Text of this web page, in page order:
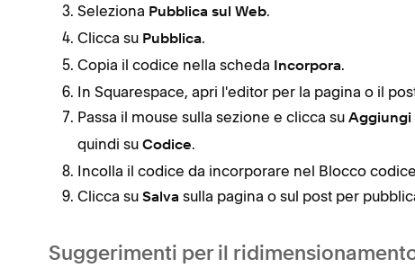
Seleziona Pubblica sul Web.
Clicca su Pubblica.
Copia il codice nella scheda
Incorpora.
In Squarespace, apri l'editor per la pagina o il
Passa il mouse sulla sezione e clicca su Aggiungi
quindi su Codice.
Incolla il codice da incorporare nel Blocco
Clicca su Salva sulla pagina o sul post per
Suggerimenti per il